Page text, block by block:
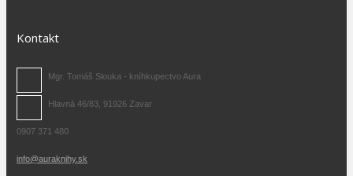
Kontakt
Mgr. Tomáš Slouka - kníhkupectvo Aura
Hlavná 46/83, 91926 Zavar
0907 371 480
info@auraknihy.sk